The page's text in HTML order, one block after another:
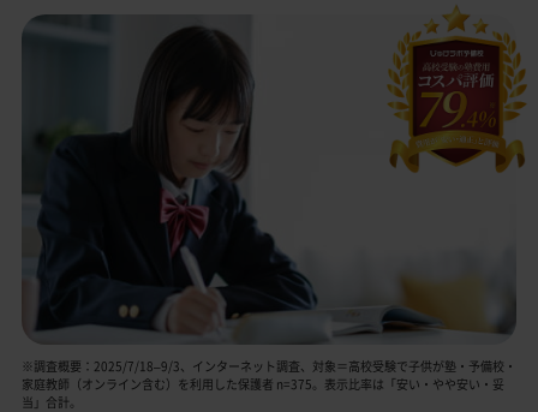
※調査概要：2025/7/18–9/3、インターネット調査、対象＝高校受験で子供が塾・予備校・
家庭教師（オンライン含む）を利用した保護者 n=375。表示比率は「安い・やや安い・妥
当」合計。